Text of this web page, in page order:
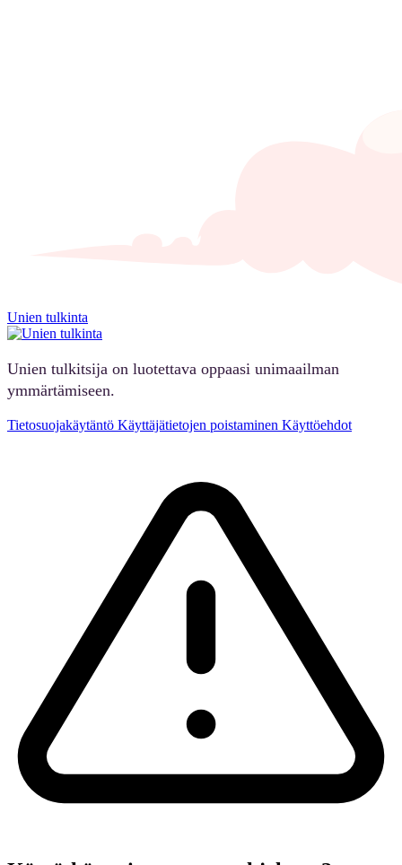
Unien tulkinta
Unien tulkitsija on luotettava oppaasi unimaailman
ymmärtämiseen.
Tietosuojakäytäntö Käyttäjätietojen poistaminen Käyttöehdot